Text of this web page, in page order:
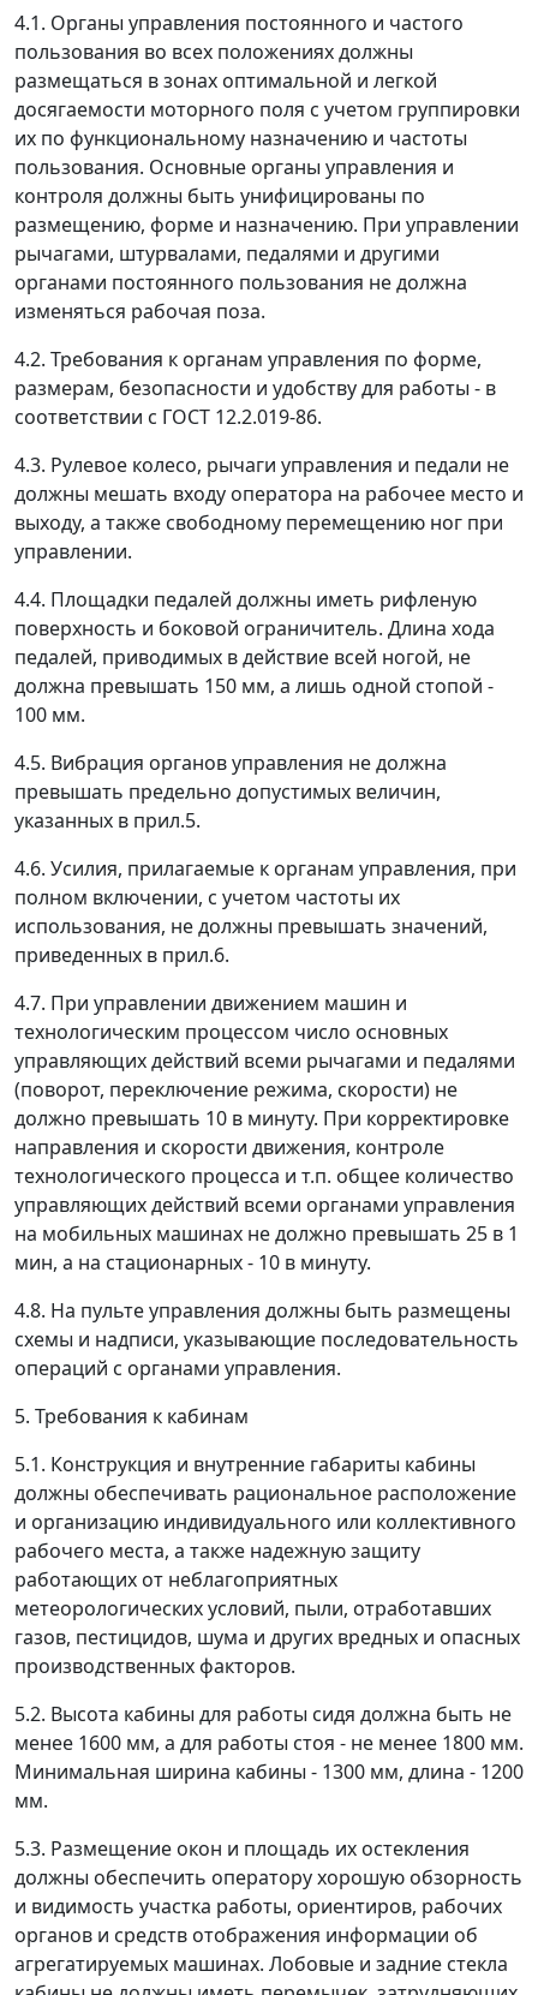
4.1. Органы управления постоянного и частого
пользования во всех положениях должны
размещаться в зонах оптимальной и легкой
досягаемости моторного поля с учетом группировки
их по функциональному назначению и частоты
пользования. Основные органы управления и
контроля должны быть унифицированы по
размещению, форме и назначению. При управлении
рычагами, штурвалами, педалями и другими
органами постоянного пользования не должна
изменяться рабочая поза.
4.2. Требования к органам управления по форме,
размерам, безопасности и удобству для работы - в
соответствии с ГОСТ 12.2.019-86.
4.3. Рулевое колесо, рычаги управления и педали не
должны мешать входу оператора на рабочее место и
выходу, а также свободному перемещению ног при
управлении.
4.4. Площадки педалей должны иметь рифленую
поверхность и боковой ограничитель. Длина хода
педалей, приводимых в действие всей ногой, не
должна превышать 150 мм, а лишь одной стопой -
100 мм.
4.5. Вибрация органов управления не должна
превышать предельно допустимых величин,
указанных в прил.5.
4.6. Усилия, прилагаемые к органам управления, при
полном включении, с учетом частоты их
использования, не должны превышать значений,
приведенных в прил.6.
4.7. При управлении движением машин и
технологическим процессом число основных
управляющих действий всеми рычагами и педалями
(поворот, переключение режима, скорости) не
должно превышать 10 в минуту. При корректировке
направления и скорости движения, контроле
технологического процесса и т.п. общее количество
управляющих действий всеми органами управления
на мобильных машинах не должно превышать 25 в 1
мин, а на стационарных - 10 в минуту.
4.8. На пульте управления должны быть размещены
схемы и надписи, указывающие последовательность
операций с органами управления.
5. Требования к кабинам
5.1. Конструкция и внутренние габариты кабины
должны обеспечивать рациональное расположение
и организацию индивидуального или коллективного
рабочего места, а также надежную защиту
работающих от неблагоприятных
метеорологических условий, пыли, отработавших
газов, пестицидов, шума и других вредных и опасных
производственных факторов.
5.2. Высота кабины для работы сидя должна быть не
менее 1600 мм, а для работы стоя - не менее 1800 мм.
Минимальная ширина кабины - 1300 мм, длина - 1200
мм.
5.3. Размещение окон и площадь их остекления
должны обеспечить оператору хорошую обзорность
и видимость участка работы, ориентиров, рабочих
органов и средств отображения информации об
агрегатируемых машинах. Лобовые и задние стекла